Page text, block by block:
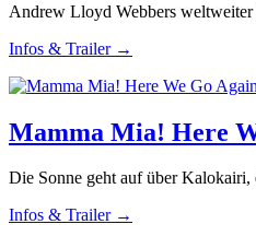
Andrew Lloyd Webbers weltweiter
Infos & Trailer →
Mamma Mia! Here
Die Sonne geht auf über Kalokairi,
Infos & Trailer →